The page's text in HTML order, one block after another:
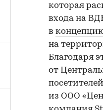
которая
входа на
в
на
Благодаря
от
из ООО